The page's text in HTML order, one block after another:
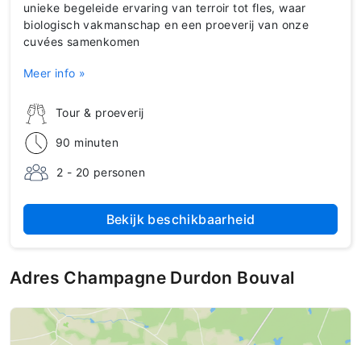
Tour & proeverij
90 minuten
2 - 20 personen
unieke begeleide ervaring van terroir tot fles, waar
biologisch vakmanschap en een proeverij van onze
cuvées samenkomen
Meer info »
Bekijk beschikbaarheid
Adres Champagne Durdon Bouval